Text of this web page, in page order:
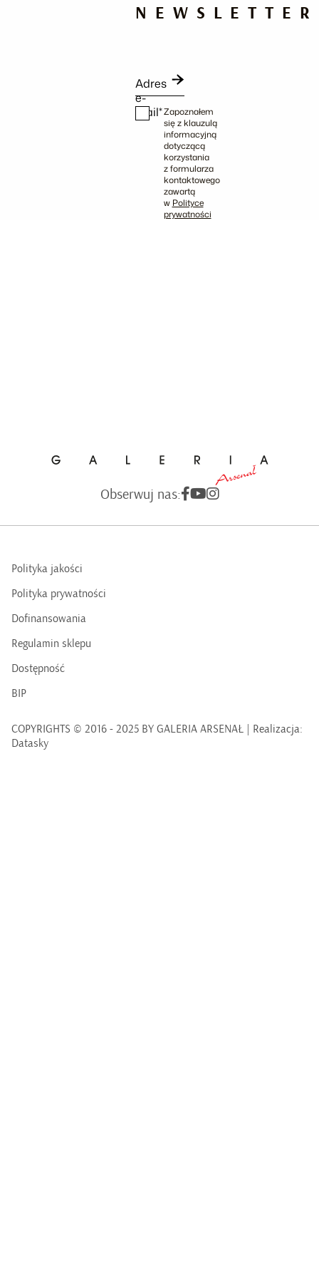
NEWSLETTER
Adres
e-
mail*Zapoznałem
się z klauzulą
informacyjną
dotyczącą
korzystania
z formularza
kontaktowego
zawartą
w Polityce
prywatności
Obserwuj nas:
Polityka jakości
Polityka prywatności
Dofinansowania
Regulamin sklepu
Dostępność
BIP
COPYRIGHTS © 2016 - 2025 BY GALERIA ARSENAŁ | Realizacja:
Datasky